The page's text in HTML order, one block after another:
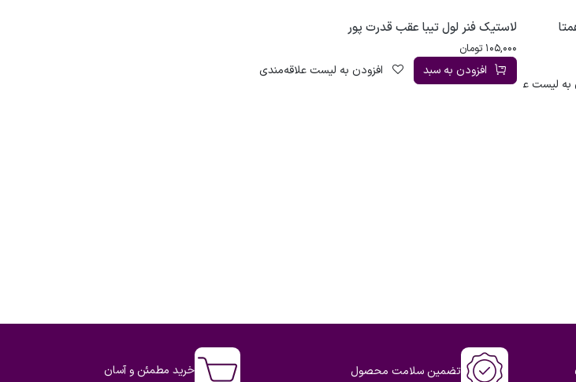
به لیست علاقه‌مندی
لاستیک فنر لول تیبا عقب قدرت پور
105,000 تومان
افزودن به سبد افزودن به لیست علاقه‌مندی
تضمین سلامت محصول خرید مطمئن و آسان